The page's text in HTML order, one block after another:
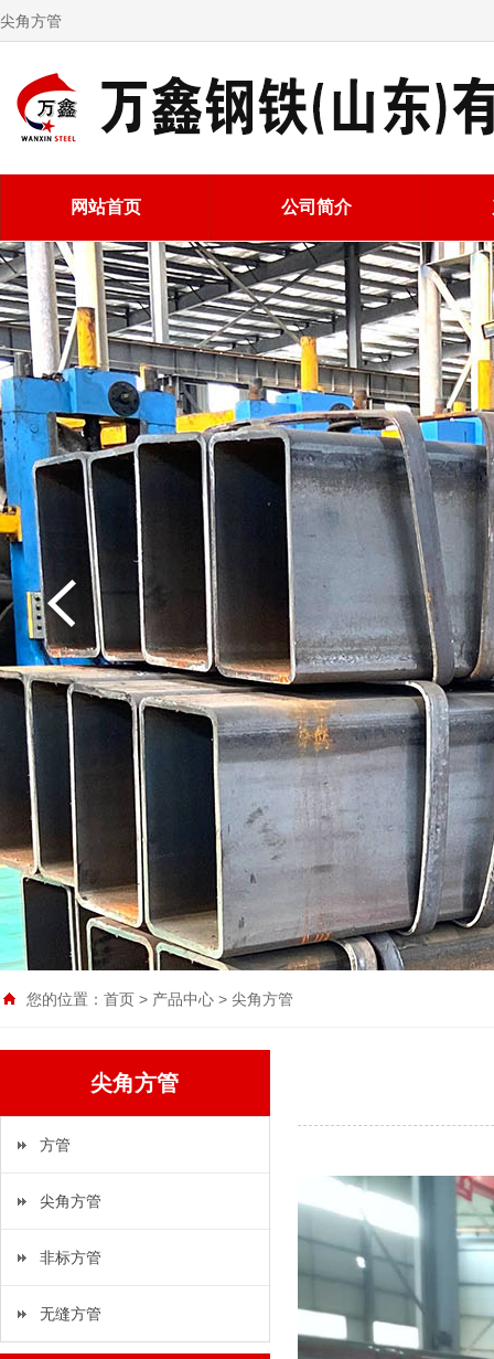
尖角方管
网站首页 公司简介
您的位置： 首页 > 产品中心 > 尖角方管
尖角方管
方管
尖角方管
非标方管
无缝方管